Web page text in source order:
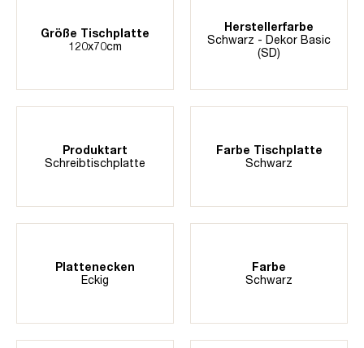
Größe Tischplatte
120x70cm
Herstellerfarbe
Schwarz - Dekor Basic
(SD)
Produktart
Schreibtischplatte
Farbe Tischplatte
Schwarz
Plattenecken
Eckig
Farbe
Schwarz